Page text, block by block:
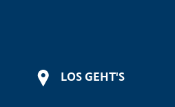
LOS GEHT'S